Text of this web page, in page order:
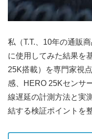
私（T.T.、10年の通販
に使用してみた結果を
25K搭載）を専門家視
感、HERO 25Kセンサ
線遅延の計測方法と実
結する検証ポイントを